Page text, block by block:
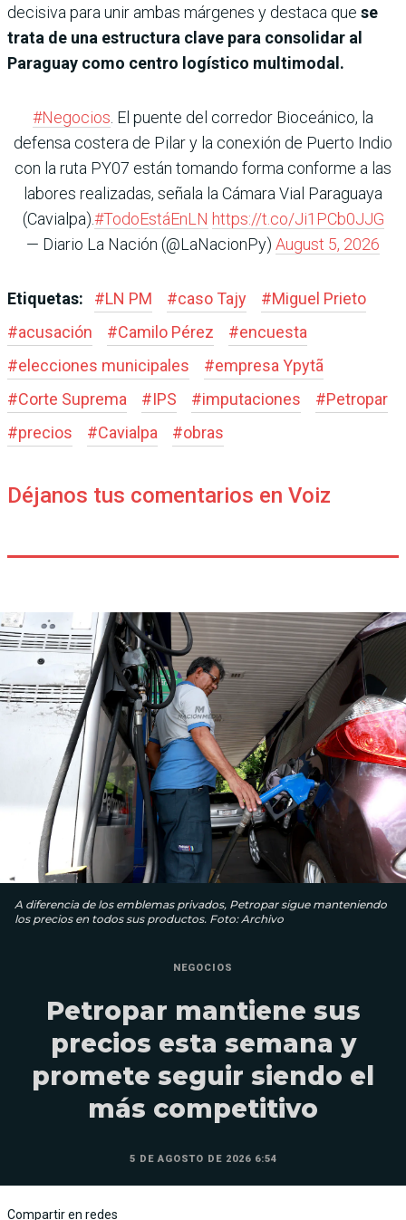
decisiva para unir ambas márgenes y destaca que se
trata de una estructura clave para consolidar al
Paraguay como centro logístico multimodal.
#Negocios . El puente del corredor Bioceánico, la
defensa costera de Pilar y la conexión de Puerto Indio
con la ruta PY07 están tomando forma conforme a las
labores realizadas, señala la Cámara Vial Paraguaya
(Cavialpa).#TodoEstáEnLN https://t.co/Ji1PCb0JJG
— Diario La Nación (@LaNacionPy) August 5, 2026
Etiquetas: #LN PM #caso Tajy #Miguel Prieto
#acusación #Camilo Pérez #encuesta
#elecciones municipales #empresa Ypytã
#Corte Suprema #IPS #imputaciones #Petropar
#precios #Cavialpa #obras
Déjanos tus comentarios en Voiz
A diferencia de los emblemas privados, Petropar sigue manteniendo
los precios en todos sus productos. Foto: Archivo
NEGOCIOS
Petropar mantiene sus
precios esta semana y
promete seguir siendo el
más competitivo
5 DE AGOSTO DE 2026 6:54
Compartir en redes